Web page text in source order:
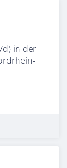
d) in der